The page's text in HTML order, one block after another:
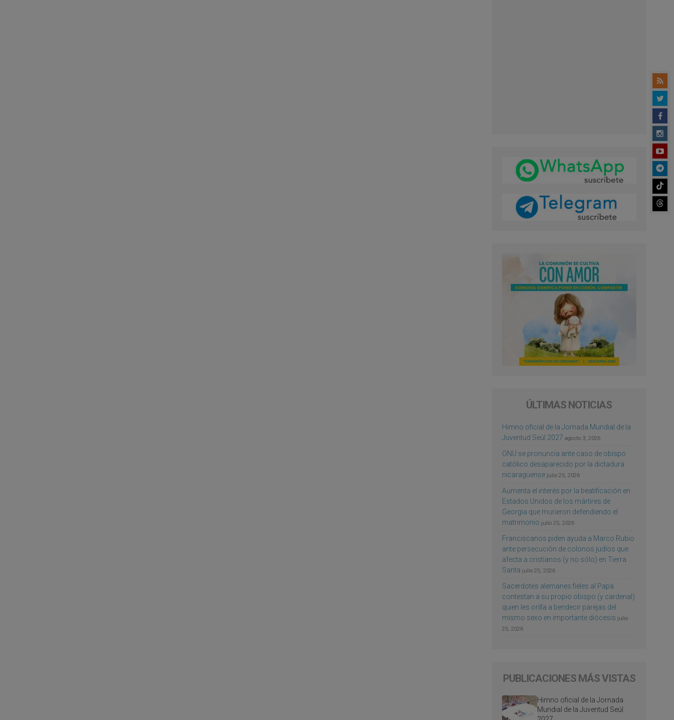
ÚLTIMAS NOTICIAS
Himno oficial de la Jornada Mundial de la
Juventud Seúl 2027 agosto 3, 2026
ONU se pronuncia ante caso de obispo
católico desaparecido por la dictadura
nicaragüense julio 25, 2026
Aumenta el interés por la beatificación en
Estados Unidos de los mártires de
Georgia que murieron defendiendo el
matrimonio julio 25, 2026
Franciscanos piden ayuda a Marco Rubio
ante persecución de colonos judíos que
afecta a cristianos (y no sólo) en Tierra
Santa julio 25, 2026
Sacerdotes alemanes fieles al Papa
contestan a su propio obispo (y cardenal)
quien les orilla a bendecir parejas del
mismo sexo en importante diócesis julio
25, 2026
PUBLICACIONES MÁS VISTAS
Himno oficial de la Jornada
Mundial de la Juventud Seúl